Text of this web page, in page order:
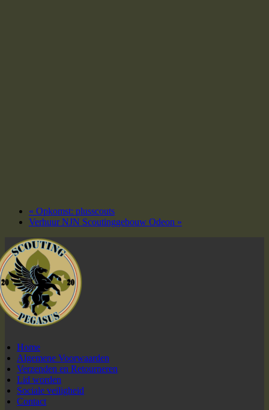
« Opkomst: plusscouts
Verhuur NJN Scoutinggebouw Odeon »
Home
Algemene Voorwaarden
Verzenden en Retourneren
Lid worden
Sociale veiligheid
Contact